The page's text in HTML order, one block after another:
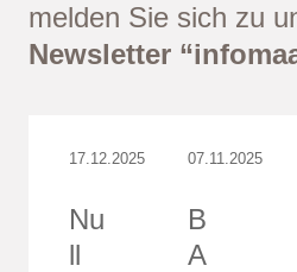
melden Sie sich zu
Newsletter
17.12.2025
Nu
ll
07.11.2025
B
A